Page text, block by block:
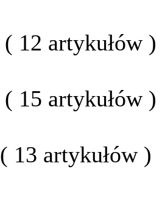
( 12 artykułów )
( 15 artykułów )
( 13 artykułów )